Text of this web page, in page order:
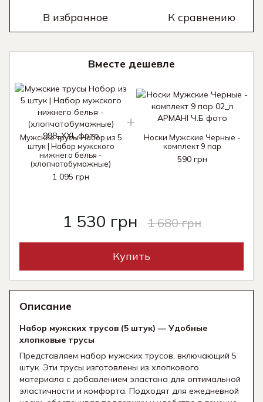
В избранное К сравнению
Вместе дешевле
Мужские трусы Набор из 5
штук | Набор мужского
нижнего белья -
(хлопчатобумажные)
1 095 грн
Носки Мужские Черные -
комплект 9 пар
590 грн
1 530 грн 1 680 грн
Купить
Описание
Набор мужских трусов (5 штук) — Удобные
хлопковые трусы
Представляем набор мужских трусов, включающий 5
штук. Эти трусы изготовлены из хлопкового
материала с добавлением эластана для оптимальной
эластичности и комфорта. Подходят для ежедневной